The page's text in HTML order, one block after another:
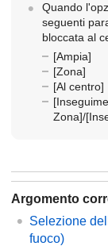
Quando
seguenti
bloccata al
[Ampia]
[Zona]
[Al centro]
Zona]/
Argomento
Selezione
fuoco)